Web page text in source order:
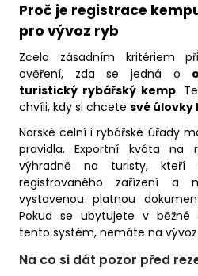
Proč je registrace
pro vývoz ryb
Zcela zásadním kritériem
ověření, zda se jedná o
turistický rybářský kemp.
chvíli, kdy si chcete své úlovky
Norské celní i rybářské úřady
pravidla. Exportní kvóta na
výhradně na turisty, kteří
registrovaného zařízení a
vystavenou platnou
Pokud se ubytujete v
tento systém, nemáte na vývoz
Na co si dát pozor před